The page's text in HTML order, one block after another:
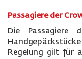
Passagiere der
Die Passagiere
Regelung gilt für